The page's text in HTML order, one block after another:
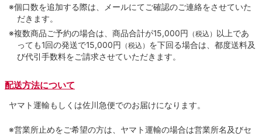
※個口数を追加する際は、メールにてご確認のご連絡をさせていた
だきます。
※複数商品ご予約の場合は、商品合計が15,000円 （税込） 以上であ
っても1回の発送で15,000円 （税込） を下回る場合は、都度送料及
び代引手数料をご請求させていただきます。
配送方法について
ヤマト運輸もしくは佐川急便でのお届けになります。
※営業所止めをご希望の方は、ヤマト運輸の場合は営業所名及びセ